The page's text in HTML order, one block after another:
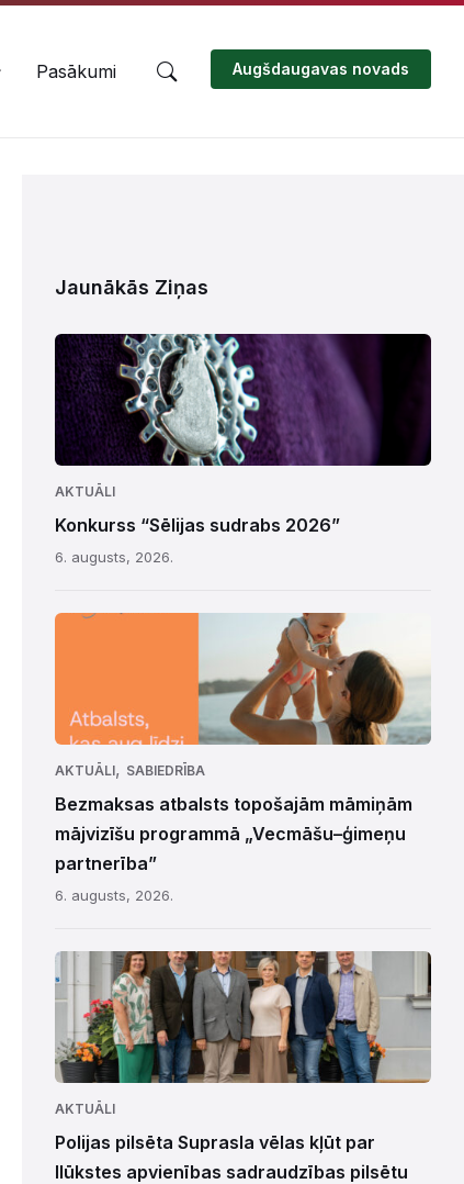
Pasākumi Augšdaugavas novads
Jaunākās Ziņas
AKTUĀLI
Konkurss “Sēlijas sudrabs 2026”
6. augusts, 2026.
AKTUĀLI, SABIEDRĪBA
Bezmaksas atbalsts topošajām māmiņām
mājvizīšu programmā „Vecmāšu–ģimeņu
partnerība”
6. augusts, 2026.
AKTUĀLI
Polijas pilsēta Suprasla vēlas kļūt par
Ilūkstes apvienības sadraudzības pilsētu